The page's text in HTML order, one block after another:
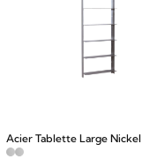
Acier Tablette Large Nickel